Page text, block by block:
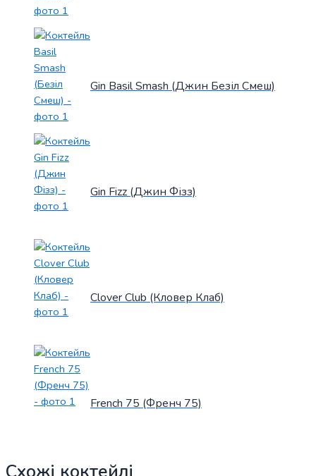
Gin Basil Smash (Джин Безіл Смеш)
Gin Fizz (Джин Фізз)
Clover Club (Кловер Клаб)
French 75 (Френч 75)